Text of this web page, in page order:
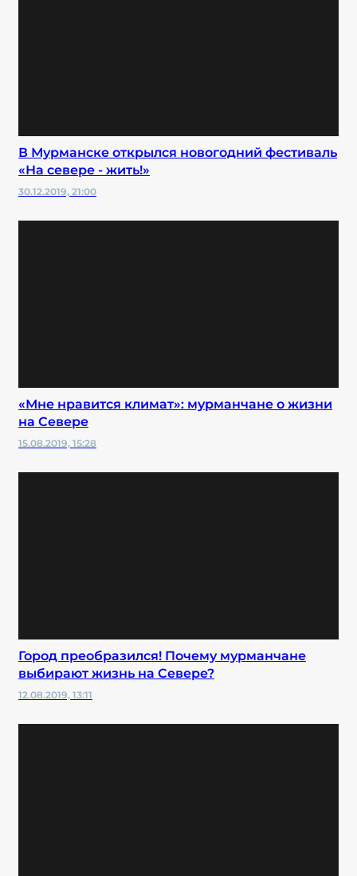
В Мурманске открылся новогодний фестиваль
«На севере - жить!»
30.12.2019, 21:00
«Мне нравится климат»: мурманчане о жизни
на Севере
15.08.2019, 15:28
Город преобразился! Почему мурманчане
выбирают жизнь на Севере?
12.08.2019, 13:11